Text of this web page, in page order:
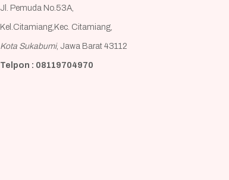
Jl. Pemuda No.53A,
Kel.Citamiang,Kec. Citamiang,
Kota Sukabumi, Jawa Barat 43112
Telpon : 08119704970